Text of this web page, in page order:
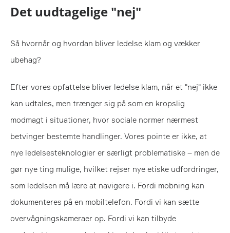
Det uudtagelige "nej"
Så hvornår og hvordan bliver ledelse klam og vækker
ubehag?
Efter vores opfattelse bliver ledelse klam, når et "nej" ikke
kan udtales, men trænger sig på som en kropslig
modmagt i situationer, hvor sociale normer nærmest
betvinger bestemte handlinger. Vores pointe er ikke, at
nye ledelsesteknologier er særligt problematiske – men de
gør nye ting mulige, hvilket rejser nye etiske udfordringer,
som ledelsen må lære at navigere i. Fordi mobning kan
dokumenteres på en mobiltelefon. Fordi vi kan sætte
overvågningskameraer op. Fordi vi kan tilbyde